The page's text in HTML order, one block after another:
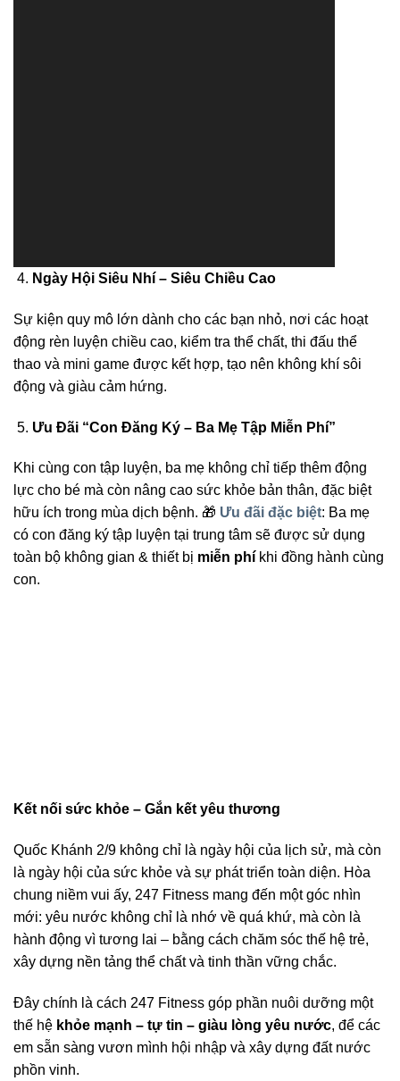
Ngày Hội Siêu Nhí – Siêu Chiều Cao
Sự kiện quy mô lớn dành cho các bạn nhỏ, nơi các hoạt
động rèn luyện chiều cao, kiểm tra thể chất, thi đấu thể
thao và mini game được kết hợp, tạo nên không khí sôi
động và giàu cảm hứng.
Ưu Đãi “Con Đăng Ký – Ba Mẹ Tập Miễn Phí”
Khi cùng con tập luyện, ba mẹ không chỉ tiếp thêm động
lực cho bé mà còn nâng cao sức khỏe bản thân, đặc biệt
hữu ích trong mùa dịch bệnh. 🎁 Ưu đãi đặc biệt: Ba mẹ
có con đăng ký tập luyện tại trung tâm sẽ được sử dụng
toàn bộ không gian & thiết bị miễn phí khi đồng hành cùng
con.
Kết nối sức khỏe – Gắn kết yêu thương
Quốc Khánh 2/9 không chỉ là ngày hội của lịch sử, mà còn
là ngày hội của sức khỏe và sự phát triển toàn diện. Hòa
chung niềm vui ấy, 247 Fitness mang đến một góc nhìn
mới: yêu nước không chỉ là nhớ về quá khứ, mà còn là
hành động vì tương lai – bằng cách chăm sóc thế hệ trẻ,
xây dựng nền tảng thể chất và tinh thần vững chắc.
Đây chính là cách 247 Fitness góp phần nuôi dưỡng một
thế hệ khỏe mạnh – tự tin – giàu lòng yêu nước, để các
em sẵn sàng vươn mình hội nhập và xây dựng đất nước
phồn vinh.